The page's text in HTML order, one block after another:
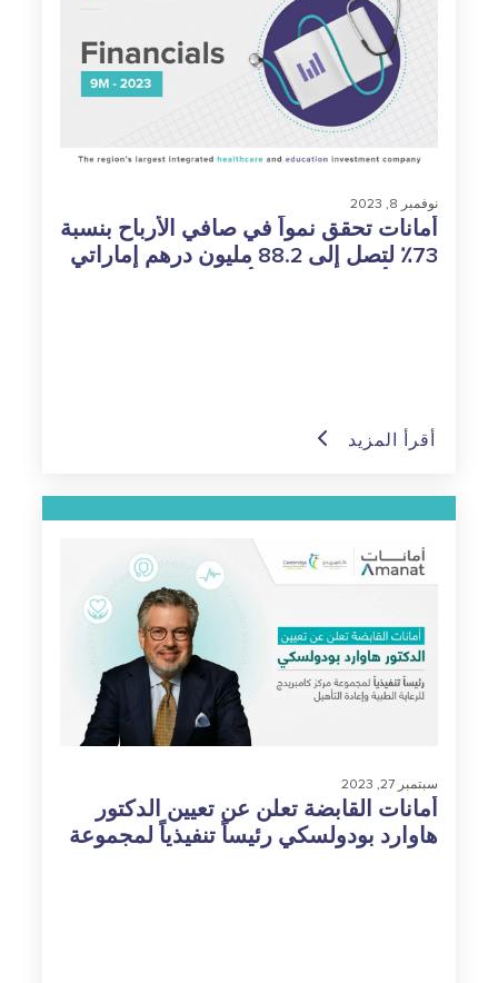
نوفمبر 8, 2023
أمانات تحقق نمواً في صافي الأرباح بنسبة
73٪ لتصل إلى 88.2 مليون درهم إماراتي
أقرأ المزيد
سبتمبر 27, 2023
أمانات القابضة تعلن عن تعيين الدكتور
هاوارد بودولسكي رئيساً تنفيذياً لمجموعة